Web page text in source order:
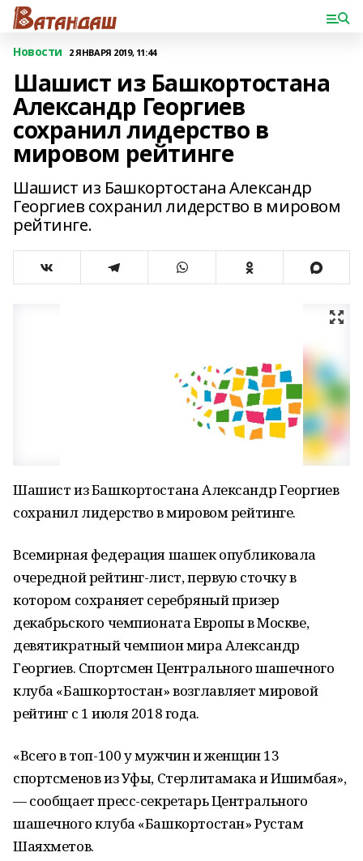
Новости 2 ЯНВАРЯ 2019, 11:44
Шашист из Башкортостана
Александр Георгиев
сохранил лидерство в
мировом рейтинге
Шашист из Башкортостана Александр
Георгиев сохранил лидерство в мировом
рейтинге.
Шашист из Башкортостана Александр Георгиев
сохранил лидерство в мировом рейтинге.
Всемирная федерация шашек опубликовала
очередной рейтинг-лист, первую сточку в
котором сохраняет серебряный призер
декабрьского чемпионата Европы в Москве,
девятикратный чемпион мира Александр
Георгиев. Спортсмен Центрального шашечного
клуба «Башкортостан» возглавляет мировой
рейтинг с 1 июля 2018 года.
«Всего в топ-100 у мужчин и женщин 13
спортсменов из Уфы, Стерлитамака и Ишимбая»,
— сообщает пресс-секретарь Центрального
шашечного клуба «Башкортостан» Рустам
Шаяхметов.